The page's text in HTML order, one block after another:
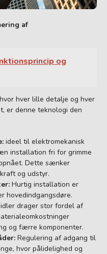
af
og
hver lille detalje og hver
er denne teknologi den
ideel til elektromekanisk
installation fri for grimme
Dette sænker
og udstyr.
Hurtig installation er
hovedindgangsdøre.
drager stor fordel af
og færre komponenter.
Regulering af adgang til
hvor pålidelighed og